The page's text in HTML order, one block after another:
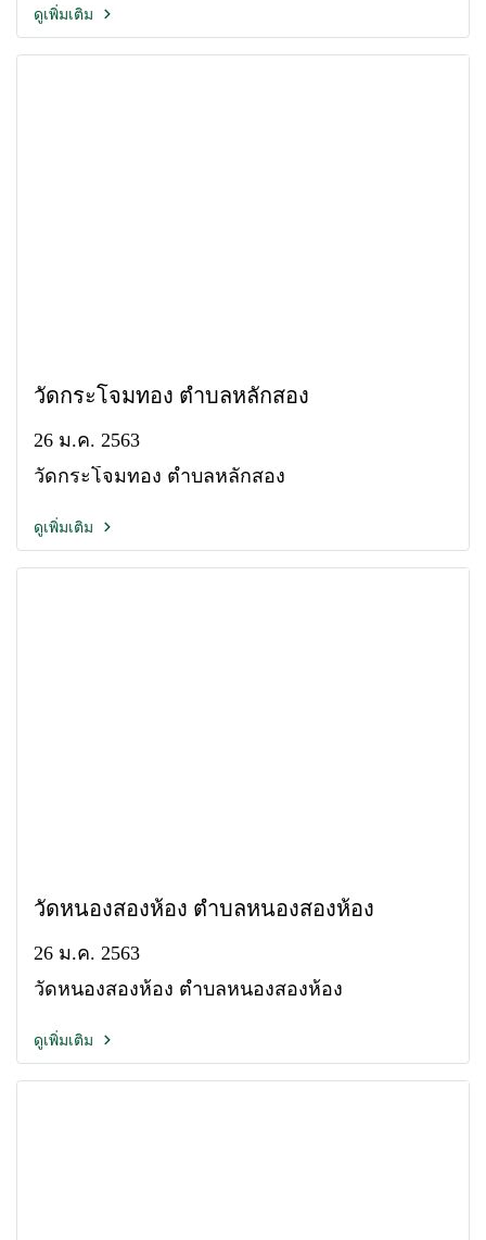
ดูเพิ่มเติม
วัดกระโจมทอง ตำบลหลักสอง
26 ม.ค. 2563
วัดกระโจมทอง ตำบลหลักสอง
ดูเพิ่มเติม
วัดหนองสองห้อง ตำบลหนองสองห้อง
26 ม.ค. 2563
วัดหนองสองห้อง ตำบลหนองสองห้อง
ดูเพิ่มเติม